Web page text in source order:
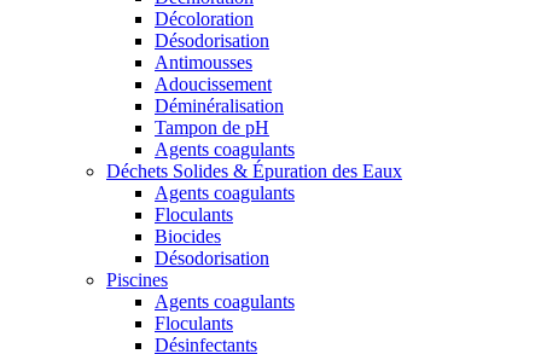
Décoloration
Désodorisation
Antimousses
Adoucissement
Déminéralisation
Tampon de pH
Agents coagulants
Déchets Solides & Épuration des Eaux
Agents coagulants
Floculants
Biocides
Désodorisation
Piscines
Agents coagulants
Floculants
Désinfectants